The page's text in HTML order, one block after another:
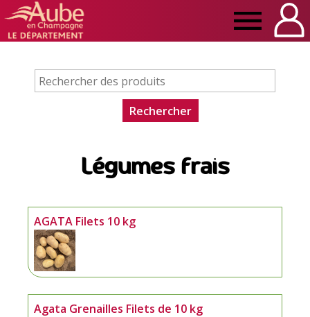
Légumes frais
AGATA Filets 10 kg
Agata Grenailles Filets de 10 kg